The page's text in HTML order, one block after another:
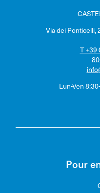
Via dei Ponticelli,
T +39
Lun-Ven
Pour